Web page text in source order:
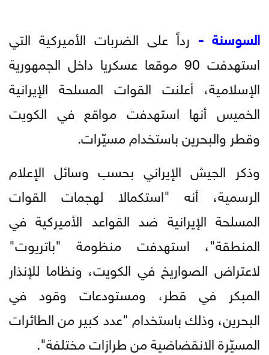
السوسنة - رداً على الضربات الأميركية التي
استهدفت 90 موقعا عسكريا داخل الجمهورية
الإسلامية، أعلنت القوات المسلحة الإيرانية
الخميس أنها استهدفت مواقع في الكويت
وقطر والبحرين باستخدام مسيّرات.
وذكر الجيش الإيراني بحسب وسائل الإعلام
الرسمية، أنه "استكمالا لهجمات القوات
المسلحة الإيرانية ضد القواعد الأميركية في
المنطقة"، استهدفت منظومة "باتريوت"
لاعتراض الصواريخ في الكويت، ونظاما للإنذار
المبكر في قطر، ومستودعات وقود في
البحرين، وذلك باستخدام "عدد كبير من الطائرات
المسيّرة الانقضاضية من طرازات مختلفة".